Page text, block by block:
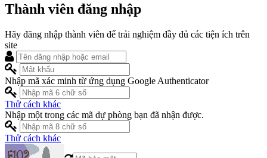
Thành viên đăng nhập
Hãy đăng nhập thành viên để trải nghiệm đầy đủ các tiện ích trên
site
Nhập mã xác minh từ ứng dụng Google Authenticator
Thử cách khác
Nhập một trong các mã dự phòng bạn đã nhận được.
Thử cách khác